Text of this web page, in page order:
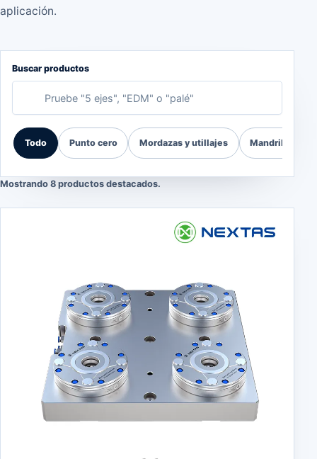
aplicación.
Buscar productos
Todo Punto cero Mordazas y utillajes Mandriles
Mostrando 8 productos destacados.